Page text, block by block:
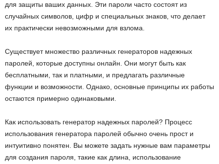
для защиты ваших данных. Эти пароли часто состоят из
случайных символов, цифр и специальных знаков, что делает
их практически невозможными для взлома.
Существует множество различных генераторов надежных
паролей, которые доступны онлайн. Они могут быть как
бесплатными, так и платными, и предлагать различные
функции и возможности. Однако, основные принципы их работы
остаются примерно одинаковыми.
Как использовать генератор надежных паролей? Процесс
использования генератора паролей обычно очень прост и
интуитивно понятен. Вы можете задать нужные вам параметры
для создания пароля, такие как длина, использование